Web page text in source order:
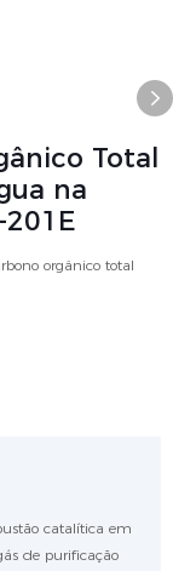
Total
na
orgânico total
catalítica em
de purificação